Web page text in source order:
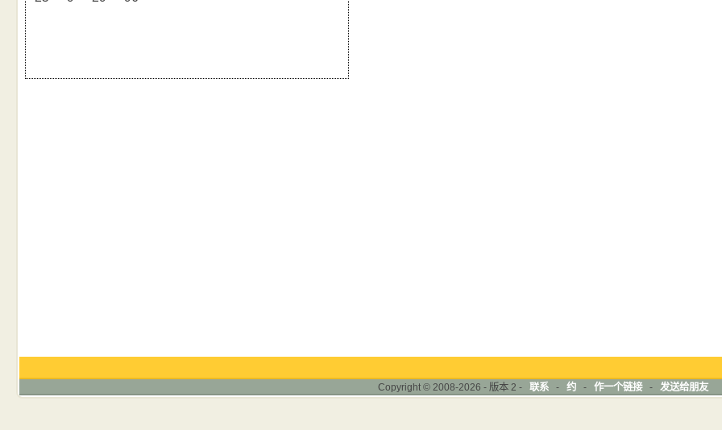
Copyright © 2008-2026 - 版本 2 - 联系 - 约 - 作一个链接 - 发送给朋友